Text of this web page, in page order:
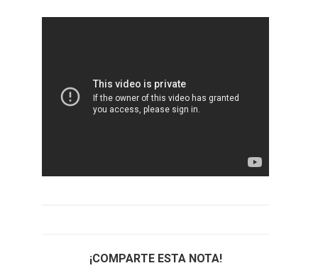
¡COMPARTE ESTA NOTA!